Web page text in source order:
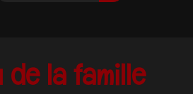
la famille